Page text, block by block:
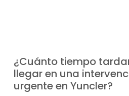
¿Cuánto tiempo
llegar en una
urgente en Yuncler?